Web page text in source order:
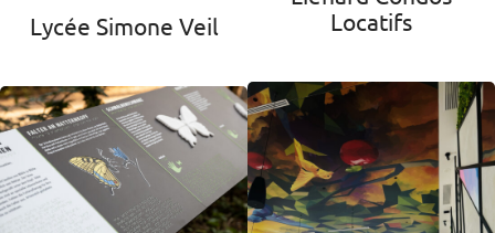
Lycée Simone Veil
Locatifs